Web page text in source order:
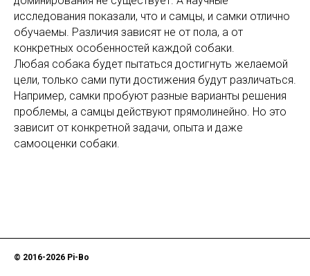
исследования показали, что и самцы, и самки отлично
обучаемы. Различия зависят не от пола, а от
конкретных особенностей каждой собаки.
Любая собака будет пытаться достигнуть желаемой
цели, только сами пути достижения будут различаться.
Например, самки пробуют разные варианты решения
проблемы, а самцы действуют прямолинейно. Но это
зависит от конкретной задачи, опыта и даже
самооценки собаки.
© 2016-2026 Pi-Bo